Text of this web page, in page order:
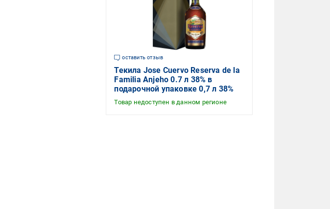
оставить отзыв
Текила Jose Cuervo Reserva de la
Familia Anjeho 0.7 л 38% в
подарочной упаковке 0,7 л 38%
Товар недоступен в данном регионе